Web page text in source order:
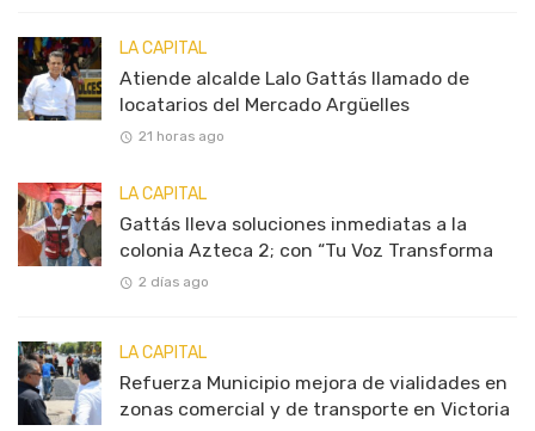
LA CAPITAL
Atiende alcalde Lalo Gattás llamado de
locatarios del Mercado Argüelles
21 horas ago
LA CAPITAL
Gattás lleva soluciones inmediatas a la
colonia Azteca 2; con “Tu Voz Transforma
2 días ago
LA CAPITAL
Refuerza Municipio mejora de vialidades en
zonas comercial y de transporte en Victoria